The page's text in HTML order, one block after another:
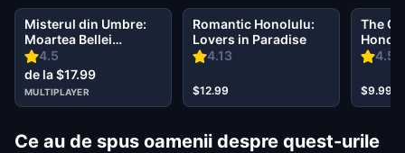
4.5
Misterul din Umbre:
Moartea Bellei
Wanderlust în Waikiki
Honolulu
de la $17.99
MULTIPLAYER
4.13
Romantic Honolulu:
Lovers in Paradise
$12.99
4.5
The
$9.99
Ce au de spus oamenii despre quest-urile